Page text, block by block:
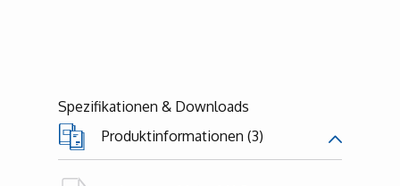
Spezifikationen & Downloads
Produktinformationen (3)